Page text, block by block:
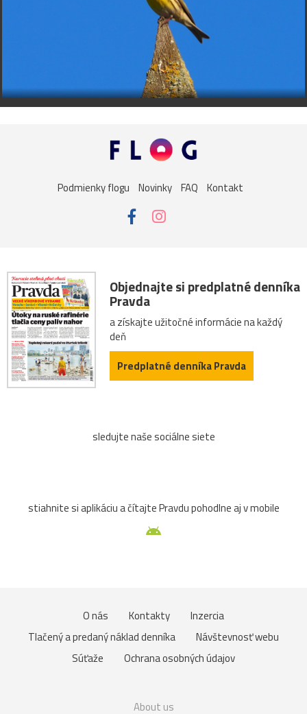
Podmienky flogu Novinky FAQ Kontakt
Objednajte si predplatné denníka
Pravda
a získajte užitočné informácie na každý
deň
Predplatné denníka Pravda
sledujte naše sociálne siete
stiahnite si aplikáciu a čítajte Pravdu pohodlne aj v mobile
O nás Kontakty
Inzercia
Tlačený a predaný náklad denníka
Návštevnosť webu
Súťaže
Ochrana osobných údajov
About us